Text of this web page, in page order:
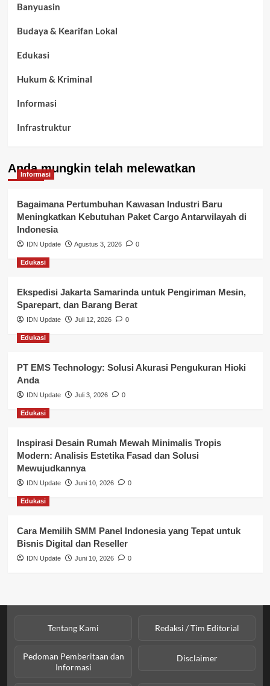
Banyuasin
Budaya & Kearifan Lokal
Edukasi
Hukum & Kriminal
Informasi
Infrastruktur
Kepegawaian & ASN Banyuasin
Kesehatan
Keuangan
Lalu Lintas
Layanan Publik Kabupaten Banyuasin
Nasional
Pemerintahan
Pendidikan
Perbankan & Keuangan
Perpajakan & Keuangan
Profil Wilayah Banyuasin
Sosial & Budaya
Sosial & Kesejahteraan
Anda mungkin telah melewatkan
Informasi
Bagaimana Pertumbuhan Kawasan Industri Baru
Meningkatkan Kebutuhan Paket Cargo Antarwilayah di
Indonesia
IDN Update Agustus 3, 2026 0
Edukasi
Ekspedisi Jakarta Samarinda untuk Pengiriman Mesin,
Sparepart, dan Barang Berat
IDN Update Juli 12, 2026 0
Edukasi
PT EMS Technology: Solusi Akurasi Pengukuran Hioki
Anda
IDN Update Juli 3, 2026 0
Edukasi
Inspirasi Desain Rumah Mewah Minimalis Tropis
Modern: Analisis Estetika Fasad dan Solusi
Mewujudkannya
IDN Update Juni 10, 2026 0
Edukasi
Cara Memilih SMM Panel Indonesia yang Tepat untuk
Bisnis Digital dan Reseller
IDN Update Juni 10, 2026 0
Tentang Kami Redaksi / Tim Editorial
Pedoman Pemberitaan dan
Informasi
Disclaimer